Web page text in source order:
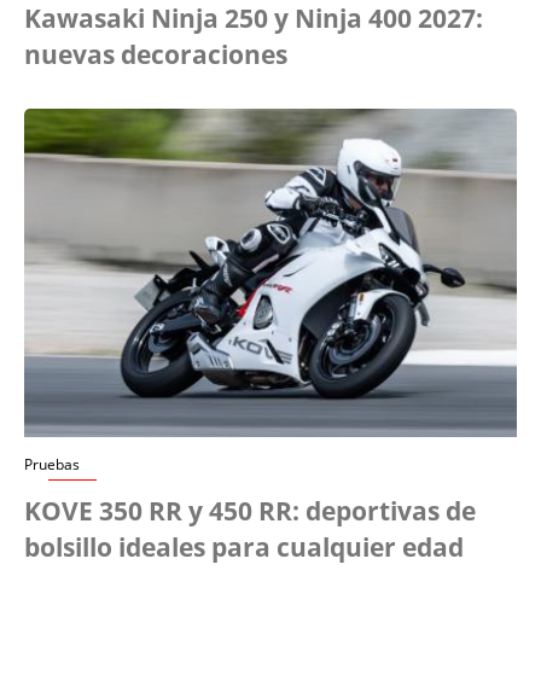
Kawasaki Ninja 250 y Ninja 400 2027:
nuevas decoraciones
Pruebas
KOVE 350 RR y 450 RR: deportivas de
bolsillo ideales para cualquier edad